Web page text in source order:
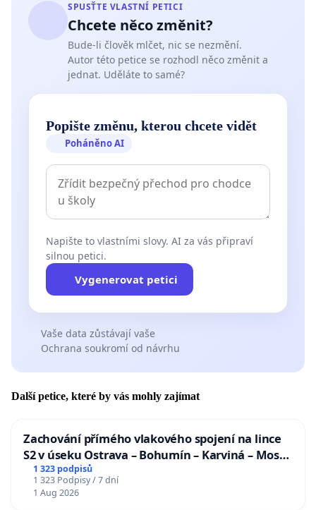
SPUSŤTE VLASTNÍ PETICI
Chcete něco změnit?
Bude-li člověk mlčet, nic se nezmění.
Autor této petice se rozhodl něco změnit a
jednat. Uděláte to samé?
Popište změnu, kterou chcete vidět
Poháněno AI
Napište to vlastními slovy. AI za vás připraví
silnou petici.
Vygenerovat petici
Vaše data zůstávají vaše
Ochrana soukromí od návrhu
Další petice, které by vás mohly zajímat
Zachování přímého vlakového spojení na lince
S2 v úseku Ostrava – Bohumín – Karviná – Mosty
u Jablunkova
1 323 podpisů
1 323 Podpisy / 7 dní
1 Aug 2026